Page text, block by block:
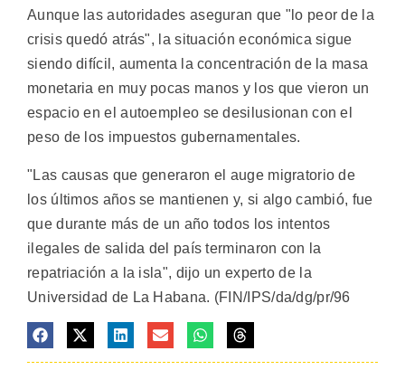
Aunque las autoridades aseguran que "lo peor de la
crisis quedó atrás", la situación económica sigue
siendo difícil, aumenta la concentración de la masa
monetaria en muy pocas manos y los que vieron un
espacio en el autoempleo se desilusionan con el
peso de los impuestos gubernamentales.
"Las causas que generaron el auge migratorio de
los últimos años se mantienen y, si algo cambió, fue
que durante más de un año todos los intentos
ilegales de salida del país terminaron con la
repatriación a la isla", dijo un experto de la
Universidad de La Habana. (FIN/IPS/da/dg/pr/96